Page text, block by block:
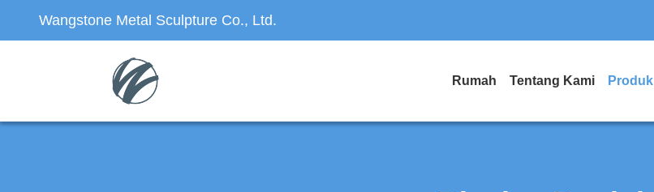
Wangstone Metal Sculpture Co., Ltd.
Rumah Tentang Kami Produk